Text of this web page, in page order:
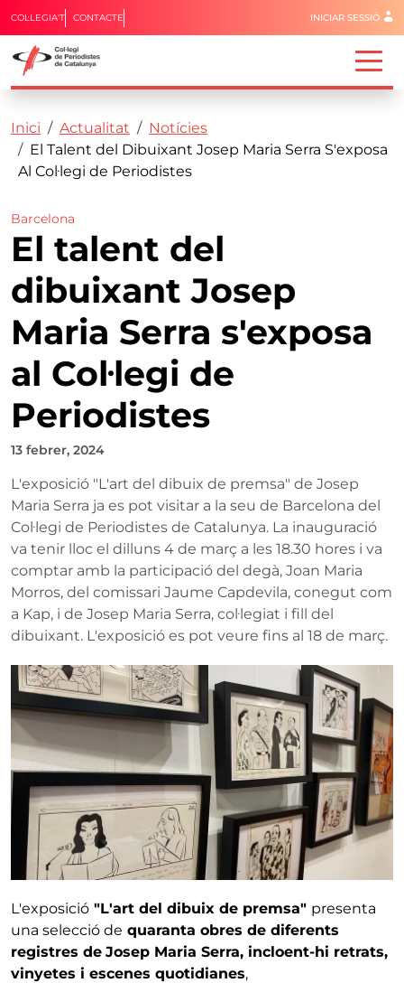
Vés al contingut
Capçalera
COL·LEGIA'T CONTACTE Menú del
INICIAR SESSIÓ
Fil d'ariadna
Inici Actualitat
Notícies
El Talent del Dibuixant Josep Maria Serra S'exposa
Al Col·legi de Periodistes
Barcelona
El talent del
dibuixant Josep
Maria Serra s'exposa
al Col·legi de
Periodistes
13 febrer, 2024
L'exposició "L'art del dibuix de premsa" de Josep
Maria Serra ja es pot visitar a la seu de Barcelona del
Col·legi de Periodistes de Catalunya. La inauguració
va tenir lloc el dilluns 4 de març a les 18.30 hores i va
comptar amb la participació del degà, Joan Maria
Morros, del comissari Jaume Capdevila, conegut com
a Kap, i de Josep Maria Serra, col·legiat i fill del
dibuixant. L'exposició es pot veure fins al 18 de març.
L'exposició "L'art del dibuix de premsa" presenta
una selecció de quaranta obres de diferents
registres de Josep Maria Serra, incloent-hi retrats,
vinyetes i escenes quotidianes,